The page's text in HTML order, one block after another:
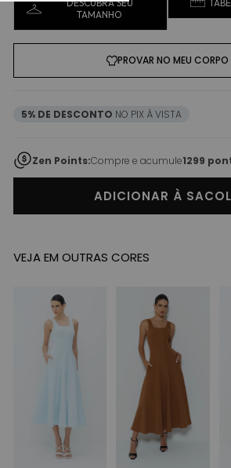
DESCUBRA SEU
TAMANHO
PROVAR NO MEU CORPO
5% DE DESCONTO NO PIX À VISTA
Zen Points:Compre e acumule1299
ADICIONAR À
VEJA EM OUTRAS CORES